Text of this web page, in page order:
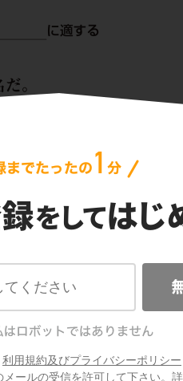
利用規約及びプライバシーポリシー
ールの受信を許可して下さい。
味だね。
う意味になるように、英